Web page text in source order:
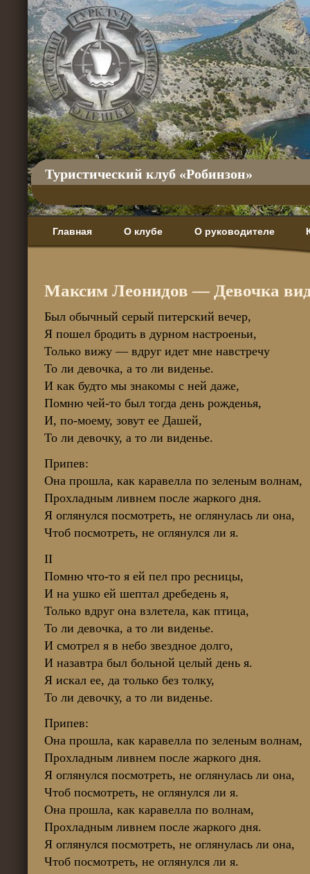
Туристический клуб «Робинзон»
Главная О клубе О руководителе
Максим Леонидов — Девочка
Был обычный серый питерский вечер,
Я пошел бродить в дурном настроеньи,
Только вижу — вдруг идет мне навстречу
То ли девочка, а то ли виденье.
И как будто мы знакомы с ней даже,
Помню чей-то был тогда день рожденья,
И, по-моему, зовут ее Дашей,
То ли девочку, а то ли виденье.
Припев:
Она прошла, как каравелла по зеленым волнам,
Прохладным ливнем после жаркого дня.
Я оглянулся посмотреть, не оглянулась ли она,
Чтоб посмотреть, не оглянулся ли я.
II
Помню что-то я ей пел про ресницы,
И на ушко ей шептал дребедень я,
Только вдруг она взлетела, как птица,
То ли девочка, а то ли виденье.
И смотрел я в небо звездное долго,
И назавтра был больной целый день я.
Я искал ее, да только без толку,
То ли девочку, а то ли виденье.
Припев:
Она прошла, как каравелла по зеленым волнам,
Прохладным ливнем после жаркого дня.
Я оглянулся посмотреть, не оглянулась ли она,
Чтоб посмотреть, не оглянулся ли я.
Она прошла, как каравелла по волнам,
Прохладным ливнем после жаркого дня.
Я оглянулся посмотреть, не оглянулась ли она,
Чтоб посмотреть, не оглянулся ли я.